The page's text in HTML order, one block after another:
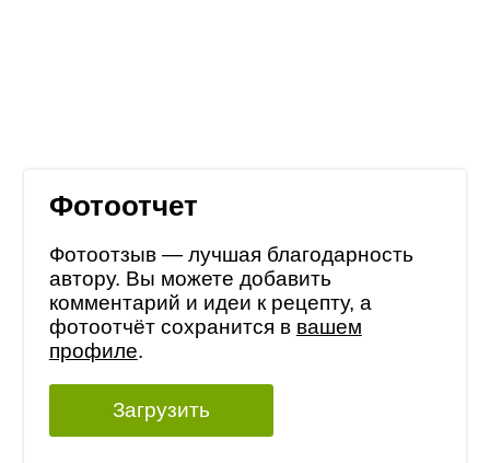
Фотоотчет
Фотоотзыв — лучшая благодарность
автору. Вы можете добавить
комментарий и идеи к рецепту, а
фотоотчёт сохранится в вашем
профиле.
Загрузить